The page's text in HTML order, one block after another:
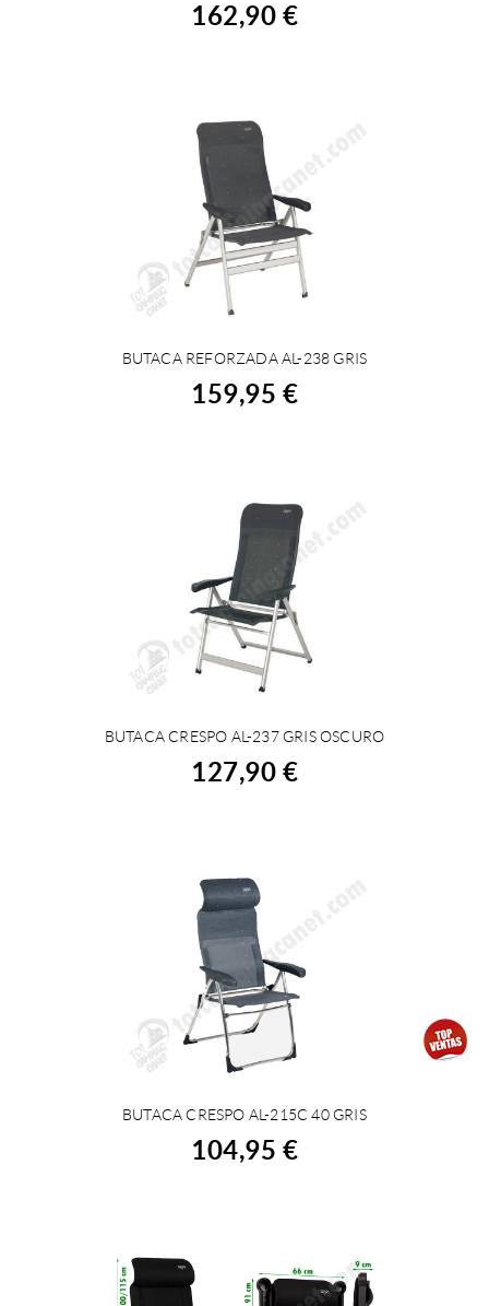
162,90 €
COMPRAR
BUTACA REFORZADA AL-238 GRIS
159,95 €
COMPRAR
BUTACA CRESPO AL-237 GRIS OSCURO
127,90 €
COMPRAR
BUTACA CRESPO AL-215C 40 GRIS
104,95 €